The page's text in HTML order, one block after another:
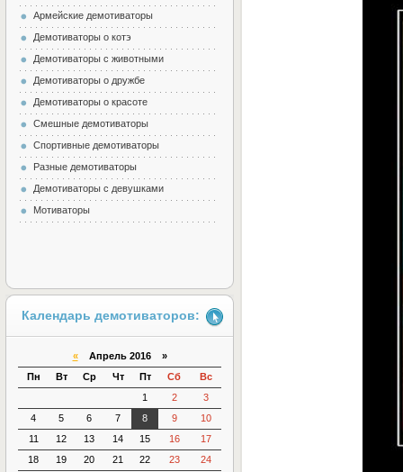
Армейские демотиваторы
Демотиваторы о котэ
Демотиваторы с животными
Демотиваторы о дружбе
Демотиваторы о красоте
Смешные демотиваторы
Спортивные демотиваторы
Разные демотиваторы
Демотиваторы с девушками
Мотиваторы
Календарь демотиваторов:
«Апрель 2016 »
Пн
Вт Ср Чт Пт Сб
Вс
1
2
3
4
5 6 7 8 9
10
11
12 13 14 15 16
17
18
19 20 21 22 23
24